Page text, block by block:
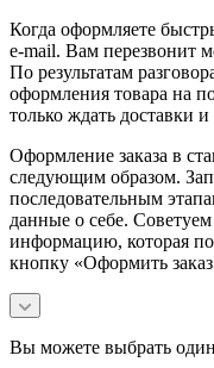
Когда оформляете
e-mail. Вам перезвонит
По результатам
оформления товара на
только ждать доставки
Оформление заказа в
следующим образом.
последовательным
данные о себе.
информацию, которая
кнопку «Оформить
Вы можете выбрать